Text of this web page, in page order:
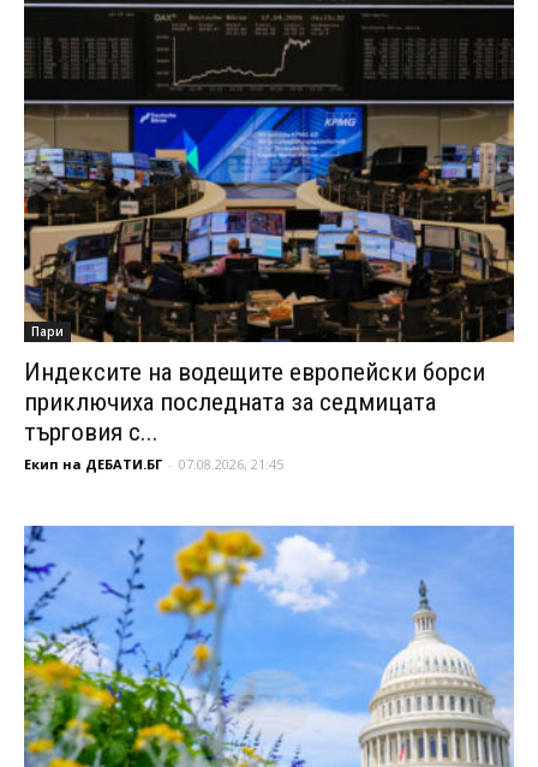
Пари
Индексите на водещите европейски борси
приключиха последната за седмицата
търговия с...
Екип на ДЕБАТИ.БГ - 07.08.2026, 21:45